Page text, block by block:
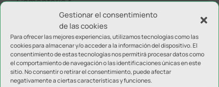
Gestionar el consentimiento
de las cookies
Para ofrecer las mejores experiencias, utilizamos tecnologías como las
cookies para almacenar y/o acceder a la información del dispositivo. El
consentimiento de estas tecnologías nos permitirá procesar datos como
el comportamiento de navegación o las identificaciones únicas en este
sitio. No consentir o retirar el consentimiento, puede afectar
negativamente a ciertas características y funciones.